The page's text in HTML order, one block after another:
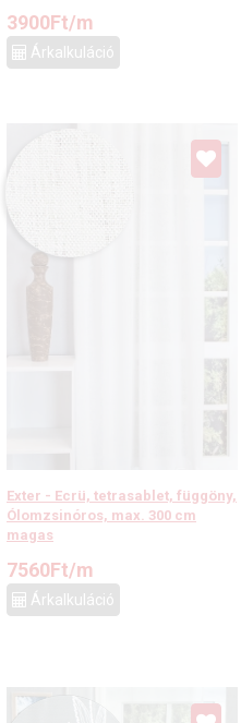
3900Ft/m
Árkalkuláció
Exter - Ecrü, tetrasablet, függöny,
Ólomzsinóros, max. 300 cm
magas
7560Ft/m
Árkalkuláció